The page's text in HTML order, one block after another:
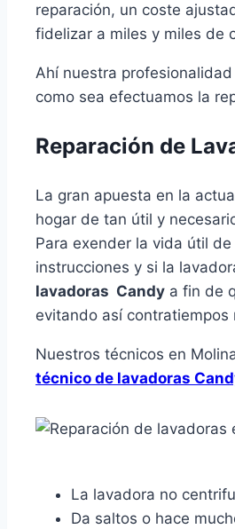
reparación, un coste
fidelizar a miles y miles de
Ahí nuestra
como sea efectuamos la
Reparación de
La gran apuesta en la
hogar de tan útil y
Para exender la vida útil
instrucciones y si la
lavadoras Candy a fin de
evitando así contratiempos
Nuestros técnicos en
técnico de lavadoras
La lavadora no
Da saltos o hace